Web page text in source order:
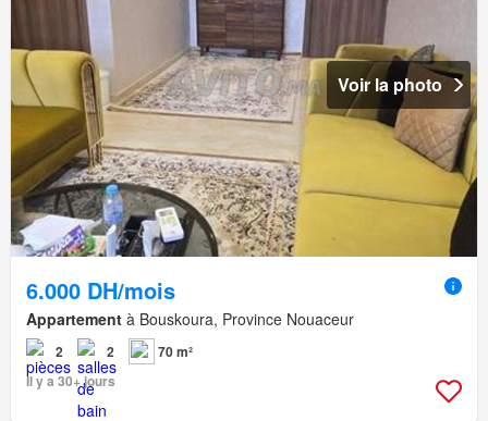
Voir la photo
6.000 DH/mois
Appartement à Bouskoura, Province Nouaceur
2 2
70 m²
Il y a 30+ jours